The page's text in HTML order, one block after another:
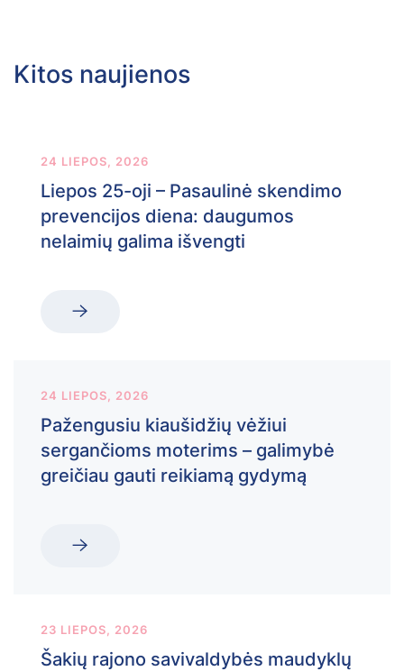
Kitos naujienos
24 LIEPOS, 2026
Liepos 25-oji – Pasaulinė skendimo
prevencijos diena: daugumos
nelaimių galima išvengti
24 LIEPOS, 2026
Pažengusiu kiaušidžių vėžiui
sergančioms moterims – galimybė
greičiau gauti reikiamą gydymą
23 LIEPOS, 2026
Šakių rajono savivaldybės maudyklų